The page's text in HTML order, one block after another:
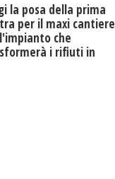
la posa della prima
per il maxi cantiere
che
i rifiuti in